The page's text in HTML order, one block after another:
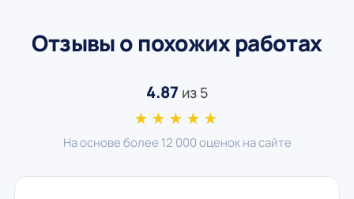
Отзывы о похожих работах
4.87 из 5
★★★★★
На основе более 12 000 оценок на сайте